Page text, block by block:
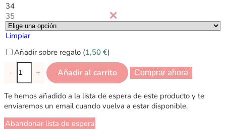
34
35
Limpiar
Añadir sobre regalo (1,50 €)
- + Añadir al carrito Comprar ahora
Te hemos añadido a la lista de espera de este producto y te
enviaremos un email cuando vuelva a estar disponible.
Abandonar lista de espera